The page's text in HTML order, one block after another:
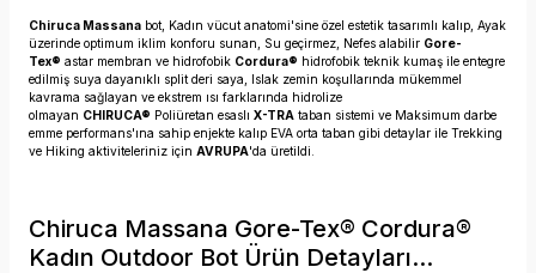
Chiruca Massana bot, Kadın vücut anatomi'sine özel estetik tasarımlı kalıp, Ayak
üzerinde optimum iklim konforu sunan, Su geçirmez, Nefes alabilir Gore-
Tex® astar membran ve hidrofobik Cordura® hidrofobik teknik kumaş ile entegre
edilmiş suya dayanıklı split deri saya, Islak zemin koşullarında mükemmel
kavrama sağlayan ve ekstrem ısı farklarında hidrolize
olmayan CHIRUCA® Poliüretan esaslı X-TRA taban sistemi ve Maksimum darbe
emme performans'ına sahip enjekte kalıp EVA orta taban gibi detaylar ile Trekking
ve Hiking aktiviteleriniz için AVRUPA'da üretildi.
Chiruca Massana Gore-Tex® Cordura®
Kadın Outdoor Bot Ürün Detayları...